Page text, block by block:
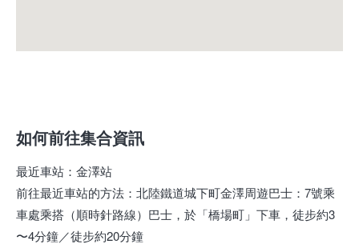
如何前往集合資訊
最近車站 ： 金澤站
前往最近車站的方法 ： 北陸鐵道城下町金澤周遊巴士：7號乘
車處乘搭（順時針路線）巴士，於「橋場町」下車，徒步約3
〜4分鐘／徒步約20分鐘